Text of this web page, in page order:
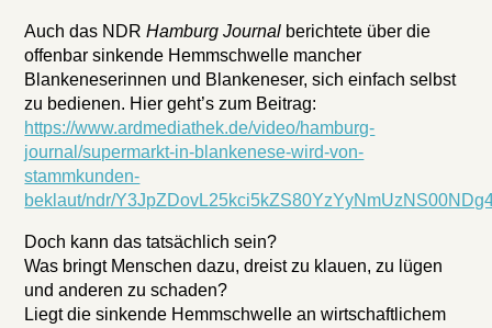
Auch das NDRHamburg Journal berichtete über die
offenbar sinkende Hemmschwelle mancher
Blankeneserinnen und Blankeneser, sich einfach selbst
zu bedienen. Hier geht’s zum Beitrag:
https://www.ardmediathek.de/video/hamburg-
journal/supermarkt-in-blankenese-wird-von-
stammkunden-
beklaut/ndr/
Doch kann das tatsächlich sein?
Was bringt Menschen dazu, dreist zu klauen, zu lügen
und anderen zu schaden?
Liegt die sinkende Hemmschwelle an wirtschaftlichem